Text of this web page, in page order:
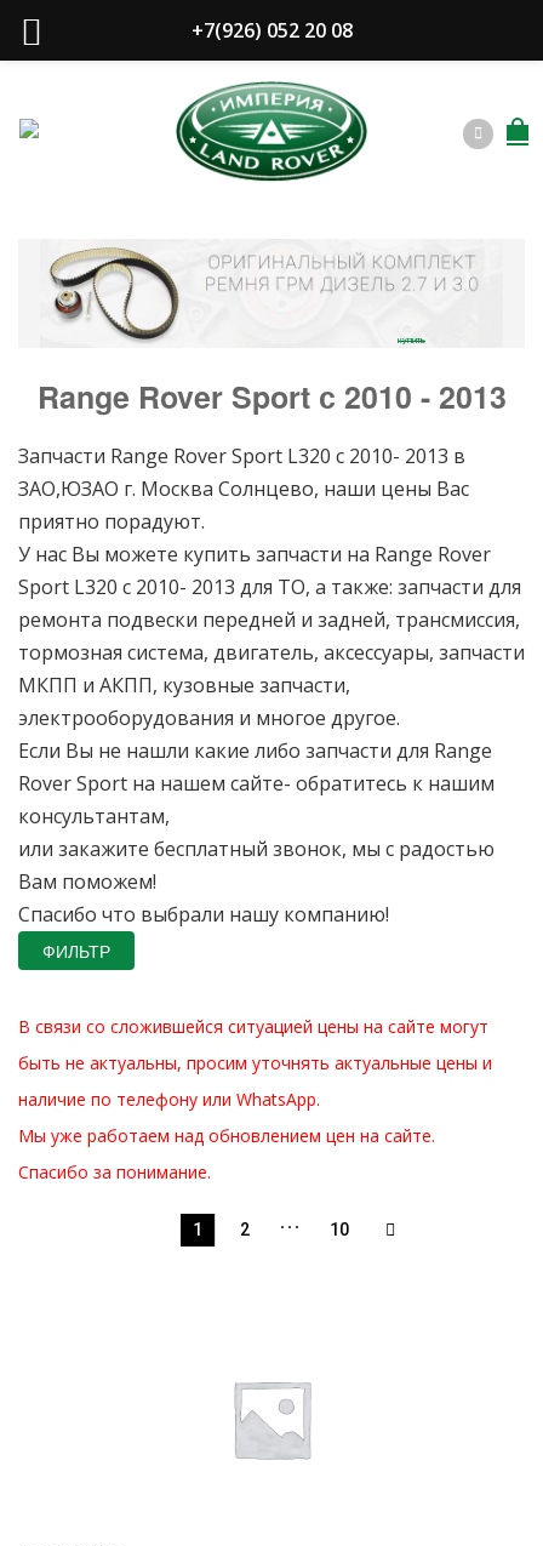
купить
Range Rover Sport с 2010 - 2013
Запчасти Range Rover Sport L320 c 2010- 2013 в
ЗАО,ЮЗАО г. Москва Солнцево, наши цены Вас
приятно порадуют.
У нас Вы можете купить запчасти на Range Rover
Sport L320 c 2010- 2013 для ТО, а также: запчасти для
ремонта подвески передней и задней, трансмиссия,
тормозная система, двигатель, аксессуары, запчасти
МКПП и АКПП, кузовные запчасти,
электрооборудования и многое другое.
Если Вы не нашли какие либо запчасти для Range
Rover Sport на нашем сайте- обратитесь к нашим
консультантам,
или закажите бесплатный звонок, мы с радостью
Вам поможем!
Спасибо что выбрали нашу компанию!
ФИЛЬТР
В связи со сложившейся ситуацией цены на сайте могут
быть не актуальны, просим уточнять актуальные цены и
наличие по телефону или WhatsApp.
Мы уже работаем над обновлением цен на сайте.
Спасибо за понимание.
1 2 … 10
+7(926) 052 20 08